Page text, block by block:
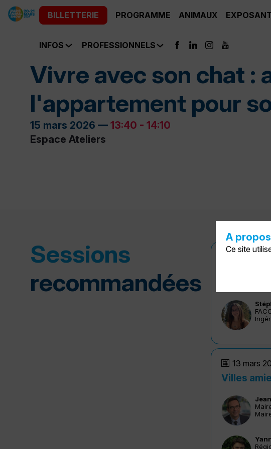
BILLETTERIE PROGRAMME ANIMAUX
INFOS PROFESSIONNELS
Vivre avec son chat :
l'appartement pour
15 mars 2026 — 13:40 - 14:10
Espace Ateliers
Sessions
recommandées
Marché
SR
13 mars
Villes
JB
A
Ce site